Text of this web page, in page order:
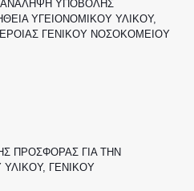
ΥΠΟΒΟΛΗΣ
ΥΓΕΙΟΝΟΜΙΚΟΥ ΥΛΙΚΟΥ,
ΓΕΝΙΚΟΥ ΝΟΣΟΚΟΜΕΙΟΥ
ΠΡΟΣΦΟΡΑΣ ΓΙΑ ΤΗΝ
ΓΕΝΙΚΟΥ